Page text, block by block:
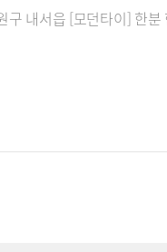
구 내서읍 [모던타이] 한